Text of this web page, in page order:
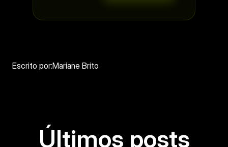
Escrito por:Mariane Brito
Últimos posts